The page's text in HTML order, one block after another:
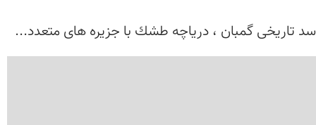
تاریخی گمبان ، دریاچه طشك با جزیره های متعدد...